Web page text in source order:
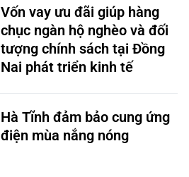
Vốn vay ưu đãi giúp hàng
chục ngàn hộ nghèo và đối
tượng chính sách tại Đồng
Nai phát triển kinh tế
Hà Tĩnh đảm bảo cung ứng
điện mùa nắng nóng